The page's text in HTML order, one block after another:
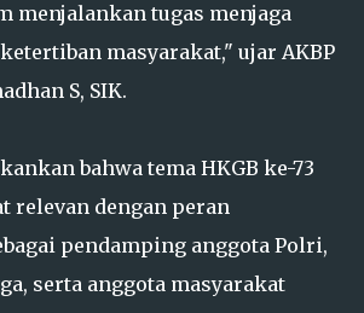
menjalankan tugas menjaga
masyarakat," ujar AKBP
S, SIK.
bahwa tema HKGB ke-73
relevan dengan peran
pendamping anggota Polri,
serta anggota masyarakat